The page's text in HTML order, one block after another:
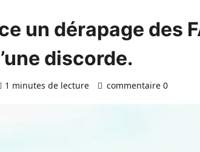
un dérapage des
discorde.
1 minutes de lecture commentaire 0